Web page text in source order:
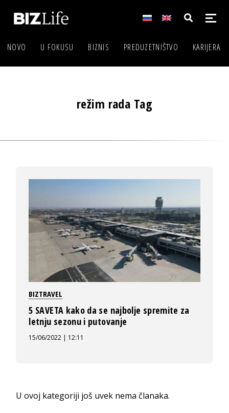
NOVO U FOKUSU BIZNIS PREDUZETNIŠTVO KARIJERA
režim rada Tag
BIZTRAVEL
5 SAVETA kako da se najbolje spremite za
letnju sezonu i putovanje
15/06/2022 | 12:11
U ovoj kategoriji još uvek nema članaka.